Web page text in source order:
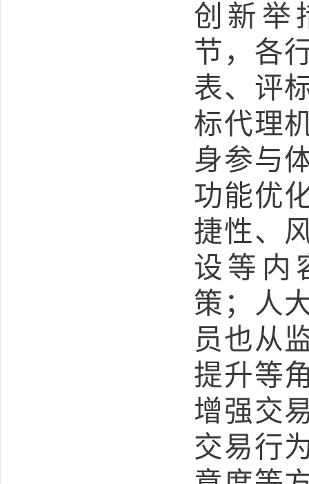
创新举
节，各
表、评
标代理
身参与
功能优
捷性、
设等内
策；人
员也从
提升等
增强交
交易行